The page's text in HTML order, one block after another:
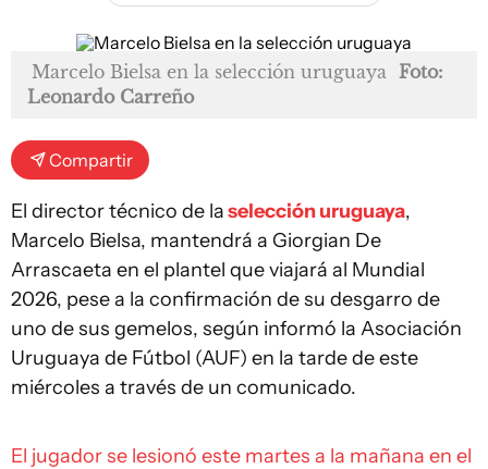
Marcelo Bielsa en la selección uruguaya Foto:
Leonardo Carreño
Compartir
El director técnico de laselección uruguaya,
Marcelo Bielsa, mantendrá a Giorgian De
Arrascaeta en el plantel que viajará al Mundial
2026, pese a la confirmación de su desgarro de
uno de sus gemelos, según informó la Asociación
Uruguaya de Fútbol (AUF) en la tarde de este
miércoles a través de un comunicado.
El jugador se lesionó este martes a la mañana en el